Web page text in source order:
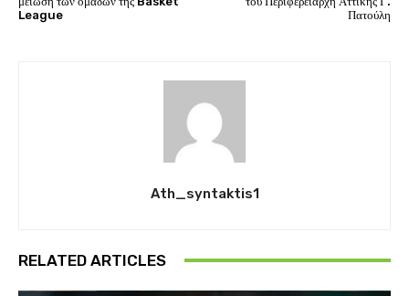
League
Πατούλη
Ath_syntaktis1
RELATED ARTICLES